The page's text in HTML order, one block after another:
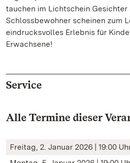
tauchen im Lichtschein Gesichter
Schlossbewohner scheinen zum
eindrucksvolles Erlebnis für
Erwachsene!
Service
Alle Termine dieser
Freitag, 2. Januar 2026 | 19:00